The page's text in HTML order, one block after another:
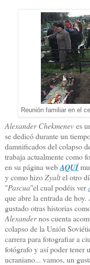
Reunión familiar en el
Alexander Chekmeneves
se dedicó durante un
damnificados del colapso
trabaja actualmente como
en su página webAQUÍ
y como hizoZyaltel otro
"Pascua"el cual podéis ver
que abre la entrada de
gustado otras historias
Alexandernos cuenta
colapso de la Unión
carrera para fotografiar a
fotógrafo y así poder tener
ucraniano... vamos, un